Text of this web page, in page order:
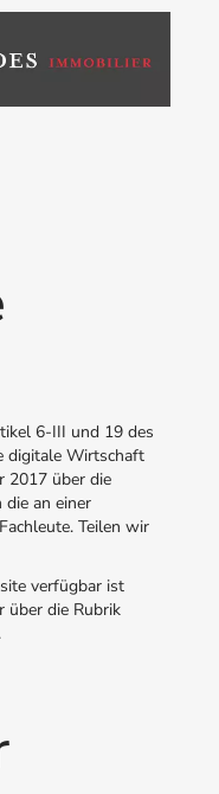
6-III und 19 des
digitale Wirtschaft
2017 über die
an einer
Teilen wir
verfügbar ist
über die Rubrik